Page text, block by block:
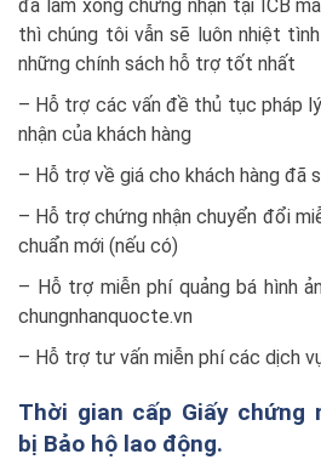
đã làm xong chứng nhận tại ICB
thì chúng tôi vẫn sẽ luôn nhiệt
những chính sách hỗ trợ tốt nhất
– Hỗ trợ các vấn đề thủ tục pháp
nhận của khách hàng
– Hỗ trợ về giá cho khách hàng đã
– Hỗ trợ chứng nhận chuyển đổi
chuẩn mới (nếu có)
– Hỗ trợ miễn phí quảng bá hình
chungnhanquocte.vn
– Hỗ trợ tư vấn miễn phí các dịch
Thời gian cấp Giấy chứng
bị Bảo hộ lao động.